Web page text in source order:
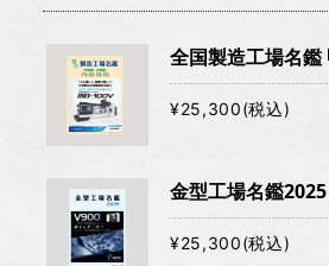
全国製造工場名鑑
¥25,300(税込)
金型工場名鑑2025
¥25,300(税込)